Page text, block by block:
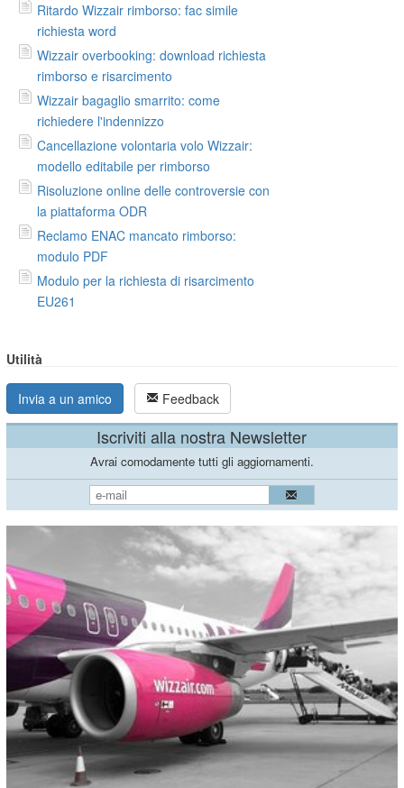
Ritardo Wizzair rimborso: fac simile
richiesta word
Wizzair overbooking: download richiesta
rimborso e risarcimento
Wizzair bagaglio smarrito: come
richiedere l'indennizzo
Cancellazione volontaria volo Wizzair:
modello editabile per rimborso
Risoluzione online delle controversie con
la piattaforma ODR
Reclamo ENAC mancato rimborso:
modulo PDF
Modulo per la richiesta di risarcimento
EU261
Utilità
Invia a un amico Feedback
Iscriviti alla nostra Newsletter
Avrai comodamente tutti gli aggiornamenti.